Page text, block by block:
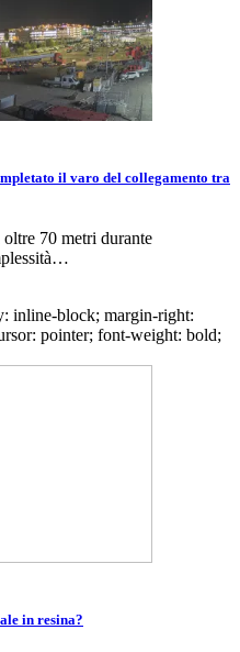
il varo del collegamento tra
70 metri durante
inline-block; margin-right:
pointer; font-weight: bold;
in resina?